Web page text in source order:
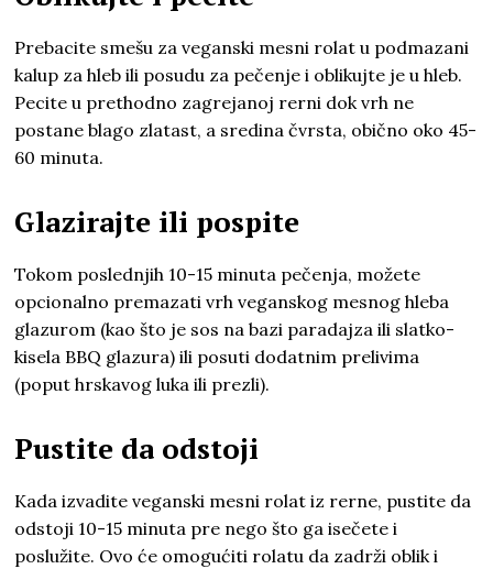
Prebacite smešu za veganski mesni rolat u podmazani
kalup za hleb ili posudu za pečenje i oblikujte je u hleb.
Pecite u prethodno zagrejanoj rerni dok vrh ne
postane blago zlatast, a sredina čvrsta, obično oko 45-
60 minuta.
Glazirajte ili pospite
Tokom poslednjih 10-15 minuta pečenja, možete
opcionalno premazati vrh veganskog mesnog hleba
glazurom (kao što je sos na bazi paradajza ili slatko-
kisela BBQ glazura) ili posuti dodatnim prelivima
(poput hrskavog luka ili prezli).
Pustite da odstoji
Kada izvadite veganski mesni rolat iz rerne, pustite da
odstoji 10-15 minuta pre nego što ga isečete i
poslužite. Ovo će omogućiti rolatu da zadrži oblik i